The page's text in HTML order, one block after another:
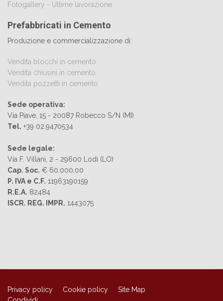
Fotogallery - Ultime lavorazione
Prefabbricati in Cemento
Produzione e commercializzazione di:
Vendita blocchi in cemento
Vendita chiusini in cemento
Vendita pozzetti in cemento
Sede operativa:
Via Piave, 15 - 20087 Robecco S/N (MI)
Tel. +39 02.9470534
Sede legale:
Via F. Villani, 2 - 29600 Lodi (LO)
Cap. Soc. € 60.000,00
P. IVA e C.F. 11963190159
R.E.A. 82484
ISCR. REG. IMPR. 1443075
Privacy policy Cookie policy
Site Map